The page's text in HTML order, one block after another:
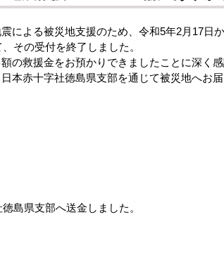
による被災地支援のため、令和5年2月17日
その受付を終了しました。
の救援金をお預かりできましたことに深く感
本赤十字社徳島県支部を通じて被災地へお届
島県支部へ送金しました。